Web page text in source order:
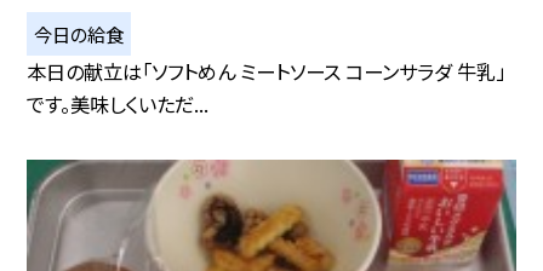
今日の給食
本日の献立は「ソフトめん ミートソース コーンサラダ 牛乳」
です。美味しくいただ...